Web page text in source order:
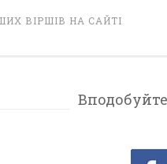
ВІРШІВ НА САЙТІ